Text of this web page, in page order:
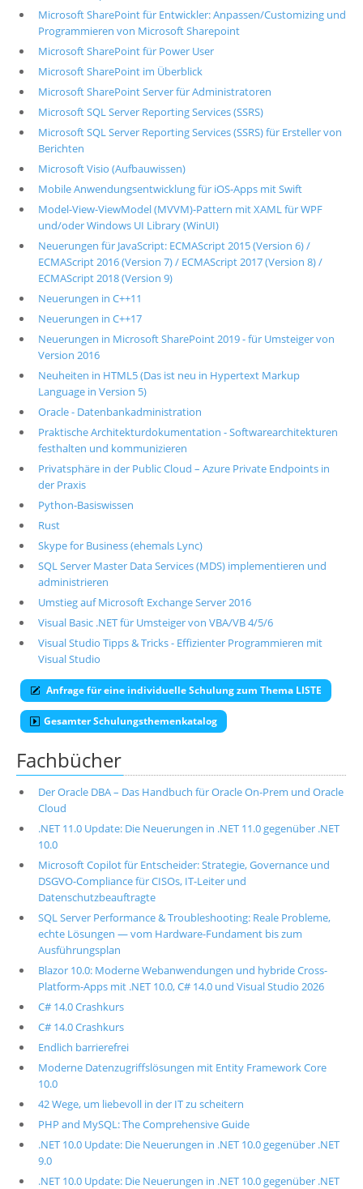
Microsoft SharePoint für Entwickler: Anpassen/Customizing und
Programmieren von Microsoft Sharepoint
Microsoft SharePoint für Power User
Microsoft SharePoint im Überblick
Microsoft SharePoint Server für Administratoren
Microsoft SQL Server Reporting Services (SSRS)
Microsoft SQL Server Reporting Services (SSRS) für Ersteller von
Berichten
Microsoft Visio (Aufbauwissen)
Mobile Anwendungsentwicklung für iOS-Apps mit Swift
Model-View-ViewModel (MVVM)-Pattern mit XAML für WPF
und/oder Windows UI Library (WinUI)
Neuerungen für JavaScript: ECMAScript 2015 (Version 6) /
ECMAScript 2016 (Version 7) / ECMAScript 2017 (Version 8) /
ECMAScript 2018 (Version 9)
Neuerungen in C++11
Neuerungen in C++17
Neuerungen in Microsoft SharePoint 2019 - für Umsteiger von
Version 2016
Neuheiten in HTML5 (Das ist neu in Hypertext Markup
Language in Version 5)
Oracle - Datenbankadministration
Praktische Architekturdokumentation - Softwarearchitekturen
festhalten und kommunizieren
Privatsphäre in der Public Cloud – Azure Private Endpoints in
der Praxis
Python-Basiswissen
Rust
Skype for Business (ehemals Lync)
SQL Server Master Data Services (MDS) implementieren und
administrieren
Umstieg auf Microsoft Exchange Server 2016
Visual Basic .NET für Umsteiger von VBA/VB 4/5/6
Visual Studio Tipps & Tricks - Effizienter Programmieren mit
Visual Studio
Anfrage für eine individuelle Schulung zum Thema LISTE
Gesamter Schulungsthemenkatalog
Fachbücher
Der Oracle DBA – Das Handbuch für Oracle On-Prem und Oracle
Cloud
.NET 11.0 Update: Die Neuerungen in .NET 11.0 gegenüber .NET
10.0
Microsoft Copilot für Entscheider: Strategie, Governance und
DSGVO-Compliance für CISOs, IT-Leiter und
Datenschutzbeauftragte
SQL Server Performance & Troubleshooting: Reale Probleme,
echte Lösungen — vom Hardware-Fundament bis zum
Ausführungsplan
Blazor 10.0: Moderne Webanwendungen und hybride Cross-
Platform-Apps mit .NET 10.0, C# 14.0 und Visual Studio 2026
C# 14.0 Crashkurs
C# 14.0 Crashkurs
Endlich barrierefrei
Moderne Datenzugriffslösungen mit Entity Framework Core
10.0
42 Wege, um liebevoll in der IT zu scheitern
PHP and MySQL: The Comprehensive Guide
.NET 10.0 Update: Die Neuerungen in .NET 10.0 gegenüber .NET
9.0
.NET 10.0 Update: Die Neuerungen in .NET 10.0 gegenüber .NET